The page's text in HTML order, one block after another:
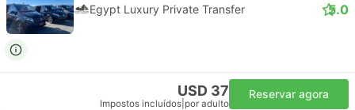
Egypt Luxury Private Transfer 5.0
USD 37
Impostos incluídos por adulto
Reservar agora